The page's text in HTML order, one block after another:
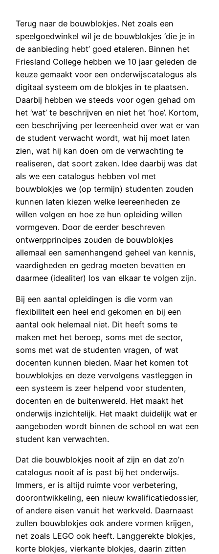
Terug naar de bouwblokjes. Net zoals een
speelgoedwinkel wil je de bouwblokjes ‘die je in
de aanbieding hebt’ goed etaleren. Binnen het
Friesland College hebben we 10 jaar geleden de
keuze gemaakt voor een onderwijscatalogus als
digitaal systeem om de blokjes in te plaatsen.
Daarbij hebben we steeds voor ogen gehad om
het ‘wat’ te beschrijven en niet het ‘hoe’. Kortom,
een beschrijving per leereenheid over wat er van
de student verwacht wordt, wat hij moet laten
zien, wat hij kan doen om de verwachting te
realiseren, dat soort zaken. Idee daarbij was dat
als we een catalogus hebben vol met
bouwblokjes we (op termijn) studenten zouden
kunnen laten kiezen welke leereenheden ze
willen volgen en hoe ze hun opleiding willen
vormgeven. Door de eerder beschreven
ontwerpprincipes zouden de bouwblokjes
allemaal een samenhangend geheel van kennis,
vaardigheden en gedrag moeten bevatten en
daarmee (idealiter) los van elkaar te volgen zijn.
Bij een aantal opleidingen is die vorm van
flexibiliteit een heel end gekomen en bij een
aantal ook helemaal niet. Dit heeft soms te
maken met het beroep, soms met de sector,
soms met wat de studenten vragen, of wat
docenten kunnen bieden. Maar het komen tot
bouwblokjes en deze vervolgens vastleggen in
een systeem is zeer helpend voor studenten,
docenten en de buitenwereld. Het maakt het
onderwijs inzichtelijk. Het maakt duidelijk wat er
aangeboden wordt binnen de school en wat een
student kan verwachten.
Dat die bouwblokjes nooit af zijn en dat zo’n
catalogus nooit af is past bij het onderwijs.
Immers, er is altijd ruimte voor verbetering,
doorontwikkeling, een nieuw kwalificatiedossier,
of andere eisen vanuit het werkveld. Daarnaast
zullen bouwblokjes ook andere vormen krijgen,
net zoals LEGO ook heeft. Langgerekte blokjes,
korte blokjes, vierkante blokjes, daarin zitten